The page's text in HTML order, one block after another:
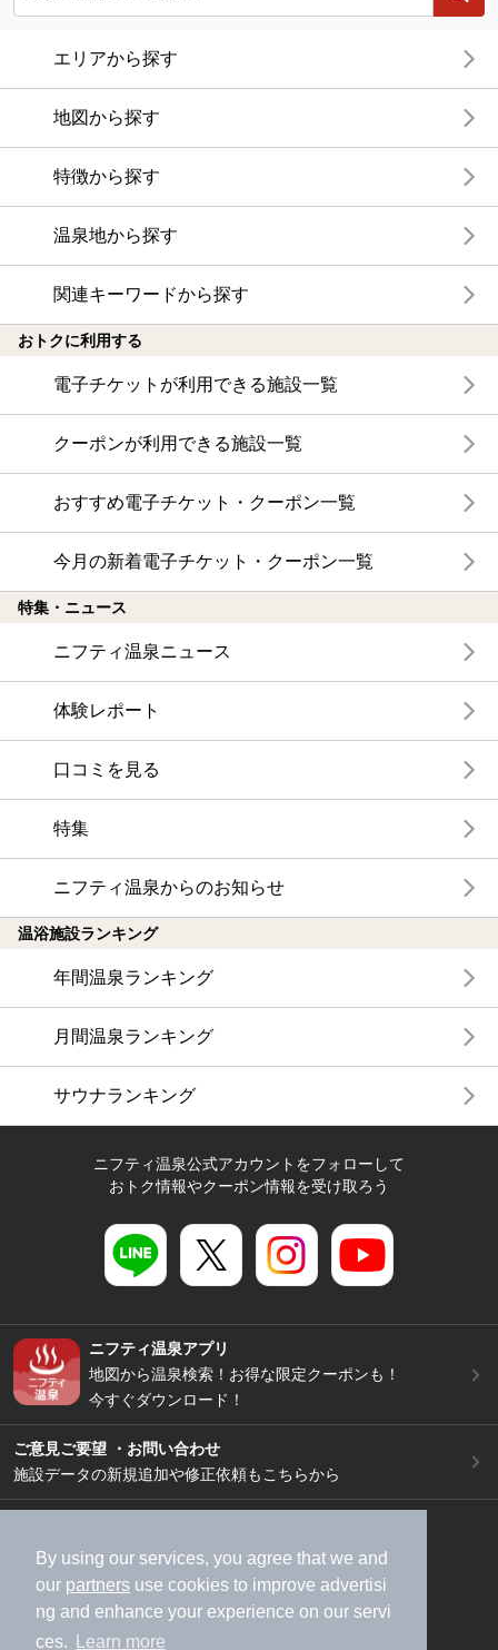
By using our services, you agree that we and
our partners use cookies to improve advertisi
ng and enhance your experience on our servi
ces.
Learn more
エリアから探す
地図から探す
特徴から探す
温泉地から探す
関連キーワードから探す
おトクに利用する
電子チケットが利用できる施設一覧
クーポンが利用できる施設一覧
おすすめ電子チケット・クーポン一覧
今月の新着電子チケット・クーポン一覧
特集・ニュース
ニフティ温泉ニュース
体験レポート
口コミを見る
特集
ニフティ温泉からのお知らせ
温浴施設ランキング
年間温泉ランキング
月間温泉ランキング
サウナランキング
ニフティ温泉公式アカウントをフォローして
おトク情報やクーポン情報を受け取ろう
ニフティ温泉アプリ
地図から温泉検索！お得な限定クーポンも！
今すぐダウンロード！
ご意見ご要望 ・お問い合わせ
施設データの新規追加や修正依頼もこちらから
加盟店募集（資料請求）
広告出稿のご案内
利用規約
ライフスタイルMEMBERS+規約
特定商取引法に基づく表記
ヘルプ
採用情報